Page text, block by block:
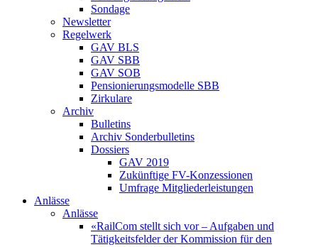
Sondage
Newsletter
Regelwerk
GAV BLS
GAV SBB
GAV SOB
Pensionierungsmodelle SBB
Zirkulare
Archiv
Bulletins
Archiv Sonderbulletins
Dossiers
GAV 2019
Zukünftige FV-Konzessionen
Umfrage Mitgliederleistungen
Anlässe
Anlässe
«RailCom stellt sich vor – Aufgaben und
Tätigkeitsfelder der Kommission für den